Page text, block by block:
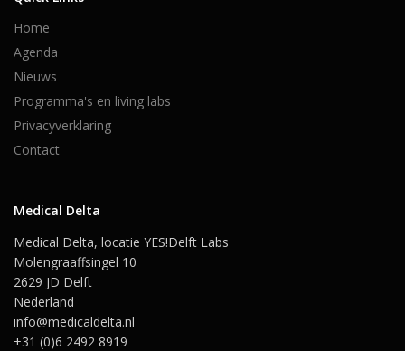
Home
Agenda
Nieuws
Programma's en living labs
Privacyverklaring
Contact
Medical Delta
Medical Delta, locatie YES!Delft Labs
Molengraaffsingel 10
2629 JD Delft
Nederland
info@medicaldelta.nl
+31 (0)6 2492 8919